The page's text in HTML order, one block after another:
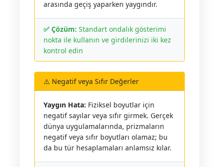
arasında geçiş yaparken yaygındır.
✅ Çözüm: Standart ondalık gösterimi
nokta ile kullanın ve girdilerinizi iki kez
kontrol edin
⚠️ Negatif veya Sıfır Değerler
Yaygın Hata: Fiziksel boyutlar için
negatif sayılar veya sıfır girmek. Gerçek
dünya uygulamalarında, prizmaların
negatif veya sıfır boyutları olamaz; bu
da bu tür hesaplamaları anlamsız kılar.